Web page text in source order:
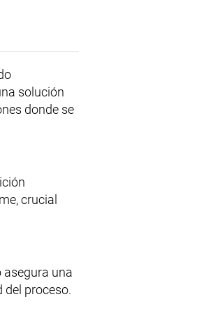
solución
donde se
crucial
asegura una
proceso.